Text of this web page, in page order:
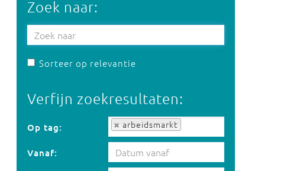
Zoek naar:
Sorteer op relevantie
Verfijn zoekresultaten:
Op tag: arbeidsmarkt
Op tag:
Vanaf: